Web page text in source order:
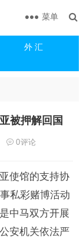
外 汇
菜单
被押解回国
0评论
使馆的支持协
私彩赌博活动
中马双方开展
安机关依法严